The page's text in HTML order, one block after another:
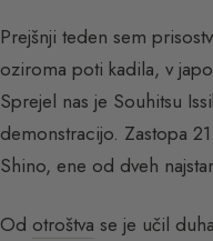
Prejšnji teden sem
oziroma poti kadila, v
Sprejel nas je Souhitsu
demonstracijo. Zastopa
Shino, ene od dveh
Od otroštva se je učil